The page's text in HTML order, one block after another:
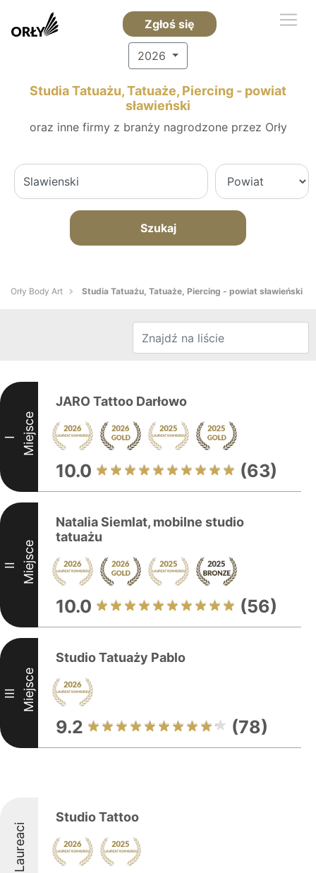
Zgłoś się
2026
Studia Tatuażu, Tatuaże, Piercing - powiat
sławieński
oraz inne firmy z branży nagrodzone przez Orły
Szukaj
Orły Body Art Studia Tatuażu, Tatuaże, Piercing - powiat sławieński
I Miejsce
JARO Tattoo Darłowo
10.0 (63)
II Miejsce
Natalia Siemlat, mobilne studio
tatuażu
10.0 (56)
III Miejsce
Studio Tatuaży Pablo
9.2 (78)
Laureaci
Studio Tattoo